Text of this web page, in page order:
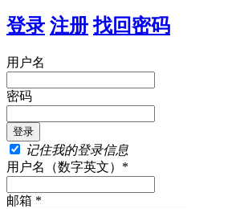
登录 注册 找回密码
用户名
密码
记住我的登录信息
用户名（数字英文）*
邮箱 *